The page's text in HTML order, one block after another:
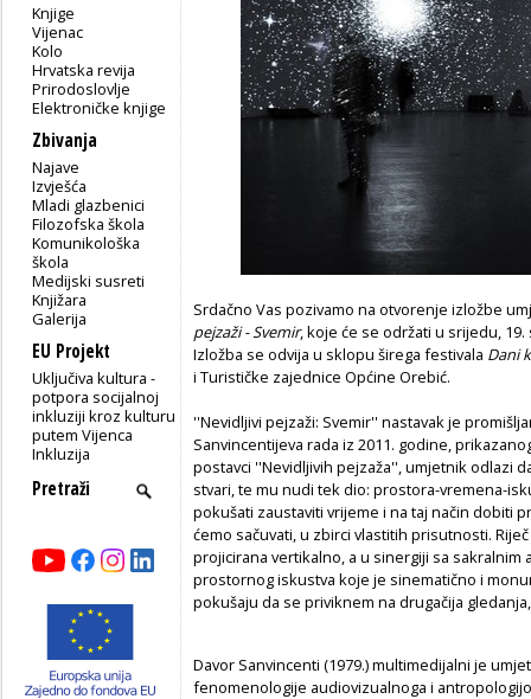
Knjige
Vijenac
Kolo
Hrvatska revija
Prirodoslovlje
Elektroničke knjige
Zbivanja
Najave
Izvješća
Mladi glazbenici
Filozofska škola
Komunikološka
škola
Medijski susreti
Knjižara
Galerija
EU Projekt
Uključiva kultura -
potpora socijalnoj
inkluziji kroz kulturu
putem Vijenca
Inkluzija
Srdačno Vas pozivamo na otvorenje izložbe
pejzaži - Svemir, koje će se održati u srijedu,
Izložba se odvija u sklopu širega festivala Dani
i Turističke zajednice Općine Orebić.
''Nevidljivi pejzaži: Svemir'' nastavak je
Sanvincentijeva rada iz 2011. godine,
postavci ''Nevidljivih pejzaža'', umjetnik odlazi
stvari, te mu nudi tek dio: prostora-vremena-
pokušati zaustaviti vrijeme i na taj način dobiti
ćemo sačuvati, u zbirci vlastitih prisutnosti.
projicirana vertikalno, a u sinergiji sa
prostornog iskustva koje je sinematično i
pokušaju da se priviknem na drugačija
Davor Sanvincenti (1979.) multimedijalni je
fenomenologije audiovizualnoga i